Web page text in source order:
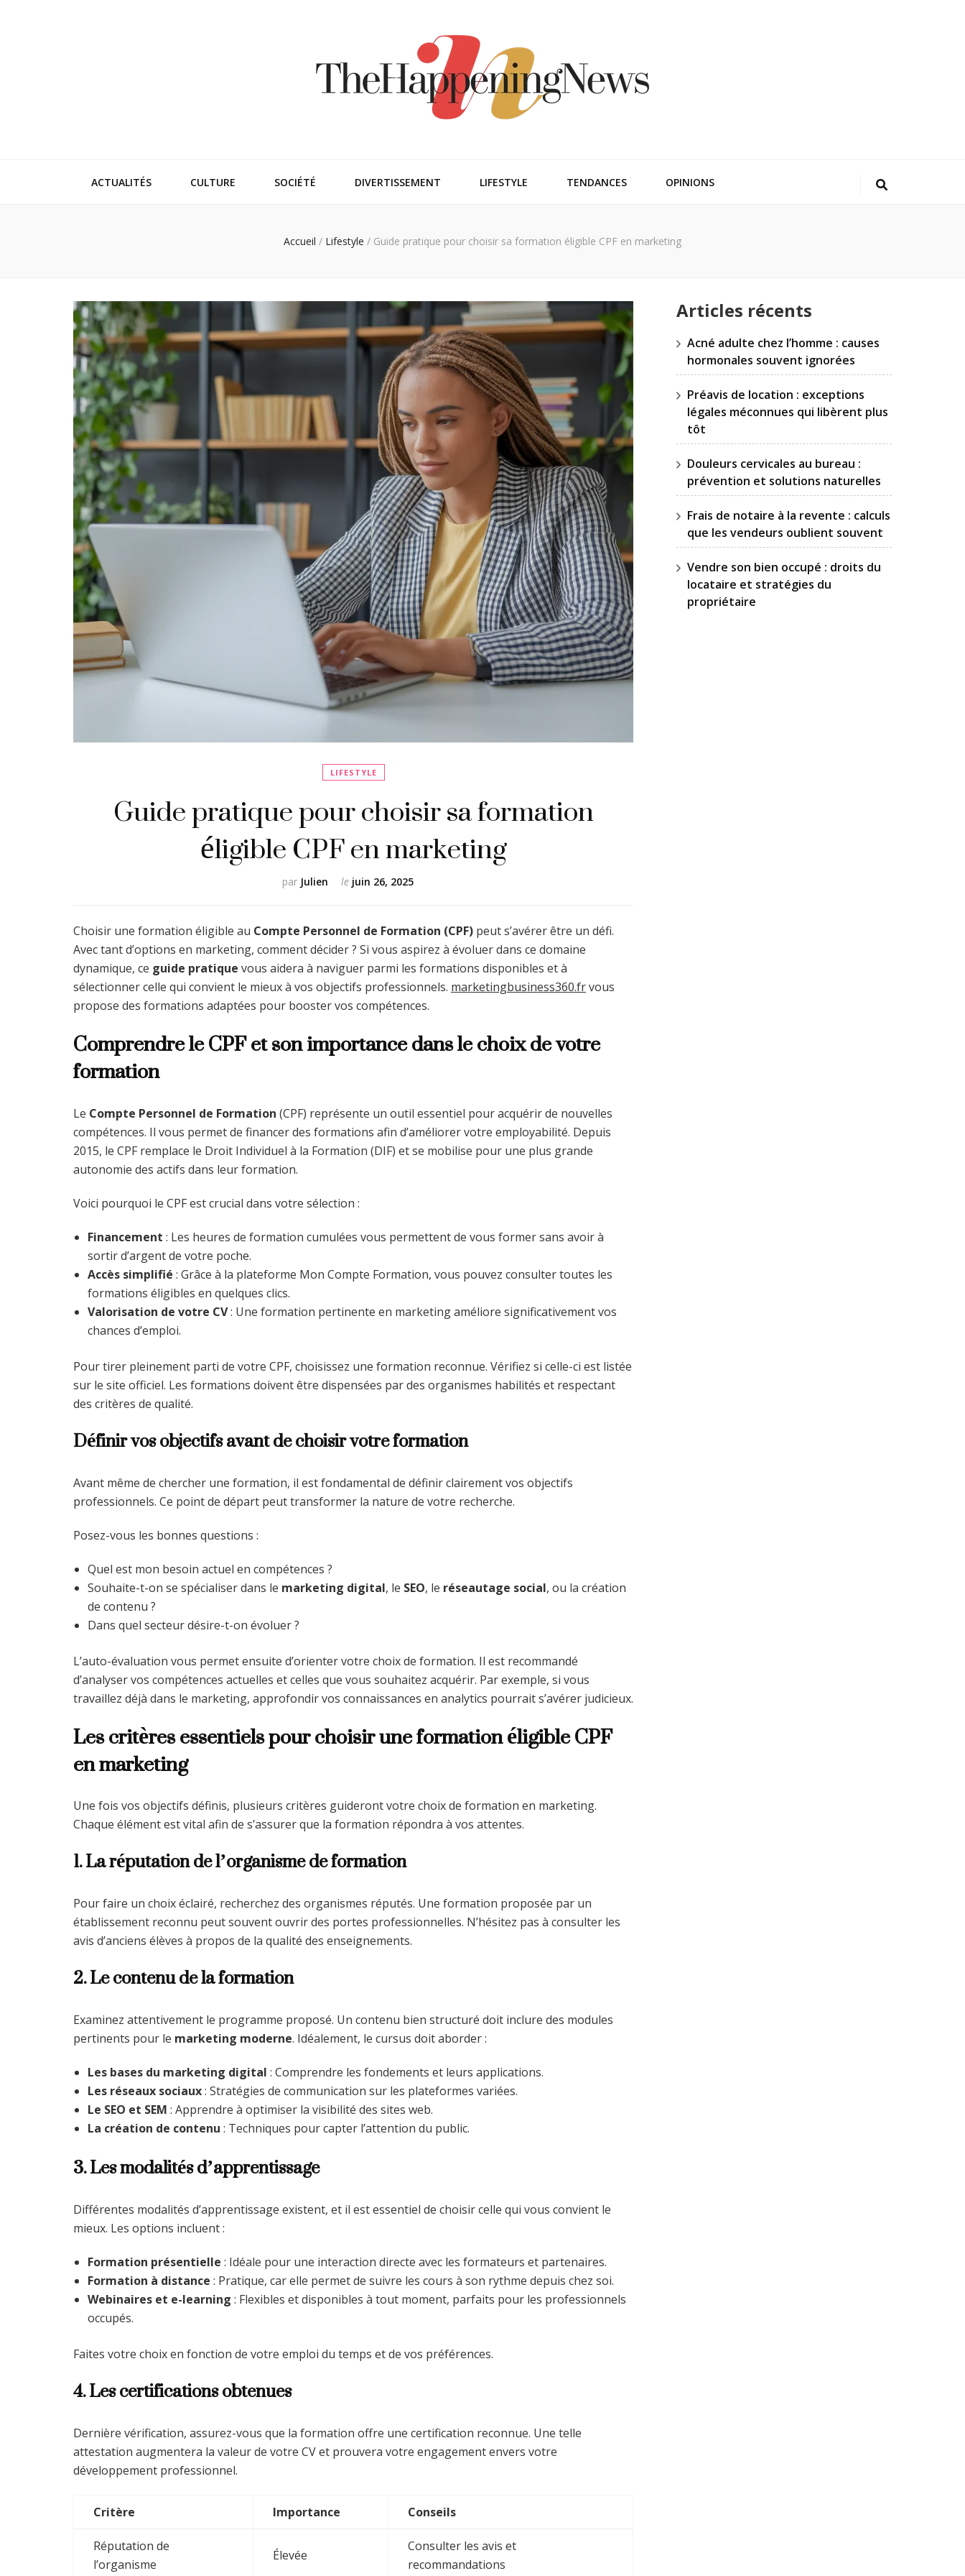
ACTUALITÉS CULTURE SOCIÉTÉ DIVERTISSEMENT LIFESTYLE TENDANCES OPINIONS
Accueil / Lifestyle / Guide pratique pour choisir sa formation éligible CPF en marketing
LIFESTYLE
Guide pratique pour choisir sa formation
éligible CPF en marketing
par Julien le juin 26, 2025
Choisir une formation éligible au Compte Personnel de Formation (CPF) peut s’avérer être un défi.
Avec tant d’options en marketing, comment décider ? Si vous aspirez à évoluer dans ce domaine
dynamique, ce guide pratique vous aidera à naviguer parmi les formations disponibles et à
sélectionner celle qui convient le mieux à vos objectifs professionnels. marketingbusiness360.frvous
propose des formations adaptées pour booster vos compétences.
Comprendre le CPF et son importance dans le choix de votre
formation
Le Compte Personnel de Formation (CPF) représente un outil essentiel pour acquérir de nouvelles
compétences. Il vous permet de financer des formations afin d’améliorer votre employabilité. Depuis
2015, le CPF remplace le Droit Individuel à la Formation (DIF) et se mobilise pour une plus grande
autonomie des actifs dans leur formation.
Voici pourquoi le CPF est crucial dans votre sélection :
Financement : Les heures de formation cumulées vous permettent de vous former sans avoir à
sortir d’argent de votre poche.
Accès simplifié : Grâce à la plateforme Mon Compte Formation, vous pouvez consulter toutes les
formations éligibles en quelques clics.
Valorisation de votre CV: Une formation pertinente en marketing améliore significativement vos
chances d’emploi.
Pour tirer pleinement parti de votre CPF, choisissez une formation reconnue. Vérifiez si celle-ci est listée
sur le site officiel. Les formations doivent être dispensées par des organismes habilités et respectant
des critères de qualité.
Définir vos objectifs avant de choisir votre formation
Avant même de chercher une formation, il est fondamental de définir clairement vos objectifs
professionnels. Ce point de départ peut transformer la nature de votre recherche.
Posez-vous les bonnes questions :
Quel est mon besoin actuel en compétences ?
Souhaite-t-on se spécialiser dans le marketing digital, le SEO, le réseautage social, ou la création
de contenu ?
Dans quel secteur désire-t-on évoluer ?
L’auto-évaluation vous permet ensuite d’orienter votre choix de formation. Il est recommandé
d’analyser vos compétences actuelles et celles que vous souhaitez acquérir. Par exemple, si vous
travaillez déjà dans le marketing, approfondir vos connaissances en analytics pourrait s’avérer judicieux.
Les critères essentiels pour choisir une formation éligible CPF
en marketing
Une fois vos objectifs définis, plusieurs critères guideront votre choix de formation en marketing.
Chaque élément est vital afin de s’assurer que la formation répondra à vos attentes.
1. La réputation de l’organisme de formation
Pour faire un choix éclairé, recherchez des organismes réputés. Une formation proposée par un
établissement reconnu peut souvent ouvrir des portes professionnelles. N’hésitez pas à consulter les
avis d’anciens élèves à propos de la qualité des enseignements.
2. Le contenu de la formation
Examinez attentivement le programme proposé. Un contenu bien structuré doit inclure des modules
pertinents pour le marketing moderne. Idéalement, le cursus doit aborder :
Les bases du marketing digital : Comprendre les fondements et leurs applications.
Les réseaux sociaux: Stratégies de communication sur les plateformes variées.
Le SEO et SEM : Apprendre à optimiser la visibilité des sites web.
La création de contenu : Techniques pour capter l’attention du public.
3. Les modalités d’apprentissage
Différentes modalités d’apprentissage existent, et il est essentiel de choisir celle qui vous convient le
mieux. Les options incluent :
Formation présentielle : Idéale pour une interaction directe avec les formateurs et partenaires.
Formation à distance : Pratique, car elle permet de suivre les cours à son rythme depuis chez soi.
Webinaires et e-learning : Flexibles et disponibles à tout moment, parfaits pour les professionnels
occupés.
Faites votre choix en fonction de votre emploi du temps et de vos préférences.
4. Les certifications obtenues
Dernière vérification, assurez-vous que la formation offre une certification reconnue. Une telle
attestation augmentera la valeur de votre CV et prouvera votre engagement envers votre
développement professionnel.
Critère Importance Conseils
Réputation de
l’organisme
Élevée
Consulter les avis et
recommandations
Articles récents
Acné adulte chez l’homme : causes
hormonales souvent ignorées
Préavis de location : exceptions
légales méconnues qui libèrent plus
tôt
Douleurs cervicales au bureau :
prévention et solutions naturelles
Frais de notaire à la revente : calculs
que les vendeurs oublient souvent
Vendre son bien occupé : droits du
locataire et stratégies du
propriétaire